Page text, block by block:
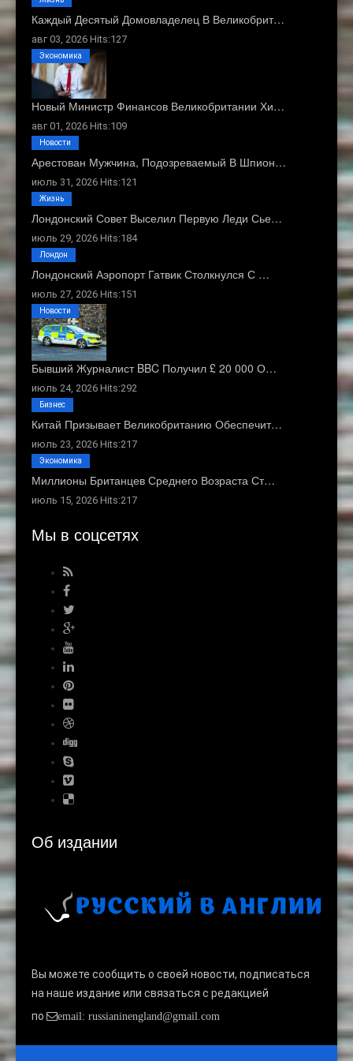
Каждый Десятый Домовладелец В Великобрит…
авг 03, 2026 Hits:127
Новый Министр Финансов Великобритании Хи…
авг 01, 2026 Hits:109
Экономика
Арестован Мужчина, Подозреваемый В Шпион…
июль 31, 2026 Hits:121
Новости
Лондонский Совет Выселил Первую Леди Сье…
июль 29, 2026 Hits:184
Жизнь
Лондонский Аэропорт Гатвик Столкнулся С …
июль 27, 2026 Hits:151
Лондон
Бывший Журналист BBC Получил £ 20 000 О…
июль 24, 2026 Hits:292
Новости
Китай Призывает Великобританию Обеспечит…
июль 23, 2026 Hits:217
Бизнес
Миллионы Британцев Среднего Возраста Ст…
июль 15, 2026 Hits:217
Экономика
Мы в соцсетях
Об издании
Вы можете сообщить о своей новости, подписаться
на наше издание или связаться с редакцией
по
email: russianinengland@gmail.com